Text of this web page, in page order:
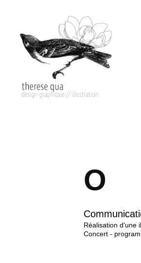
O
Réalisation d'une
Concert -